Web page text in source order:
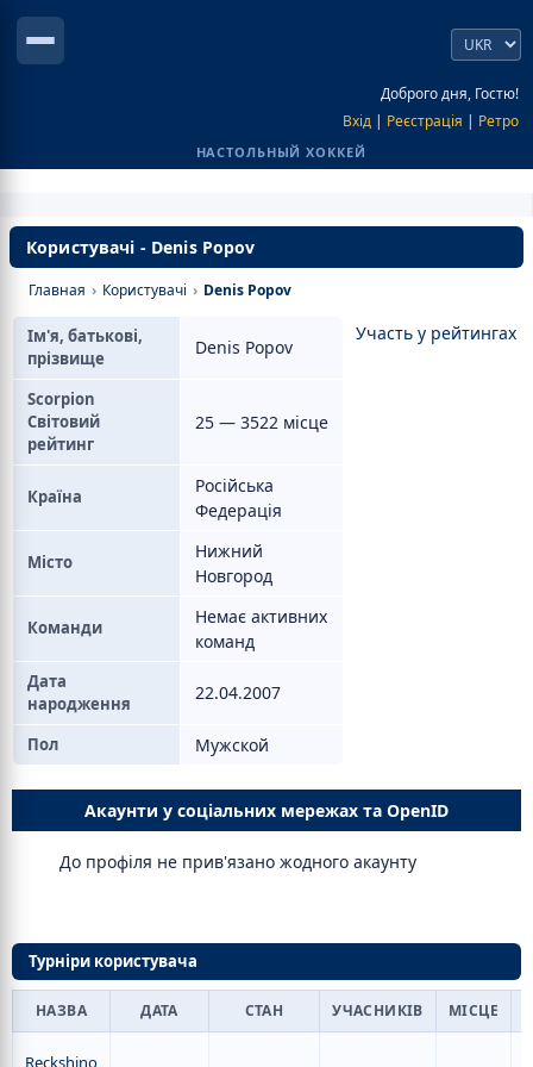
Доброго дня, Гостю!
Вхід | Реєстрація | Ретро
НАСТОЛЬНЫЙ ХОККЕЙ
Користувачі - Denis Popov
Главная › Користувачі › Denis Popov
Участь у рейтингах
Ім'я, батькові,
прізвище
Denis Popov
Scorpion
Світовий
рейтинг
25 — 3522 місце
Країна
Російська
Федерація
Місто
Нижний
Новгород
Команди
Немає активних
команд
Дата
народження
22.04.2007
Пол Мужской
Акаунти у соціальних мережах та OpenID
До профіля не прив'язано жодного акаунту
Турніри користувача
НАЗВА ДАТА СТАН УЧАСНИКІВ МІСЦЕ
Reckshino